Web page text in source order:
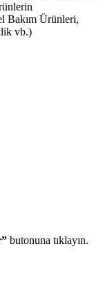
Bakım Ürünleri,
vb.)
butonuna tıklayın.